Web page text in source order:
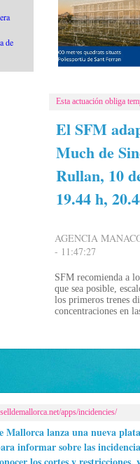
de
Esta actuación obliga
El SFM
Much de
Rullan, 10
19.44 h,
AGENCIA
- 11:47:27
SFM recomienda a
que sea posible,
los primeros trenes
concentraciones en
apps/incidencies/
Mallorca lanza una nueva
informar sobre las